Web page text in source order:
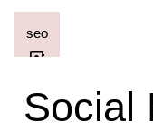
Social